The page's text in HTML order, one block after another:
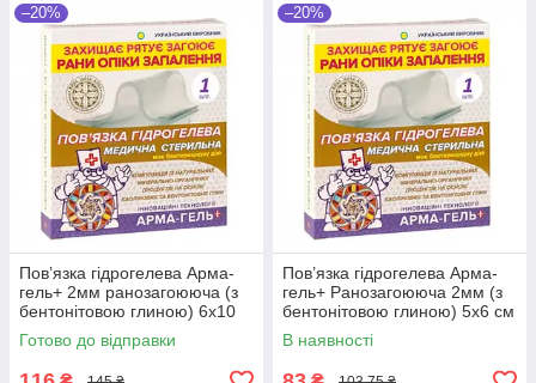
–20%
Пов’язка гідрогелева Арма-
гель+ 2мм ранозагоююча (з
бентонітовою глиною) 6х10
см
Готово до відправки
–20%
Пов’язка гідрогелева Арма-
гель+ Ранозагоююча 2мм (з
бентонітовою глиною) 5х6 см
В наявності